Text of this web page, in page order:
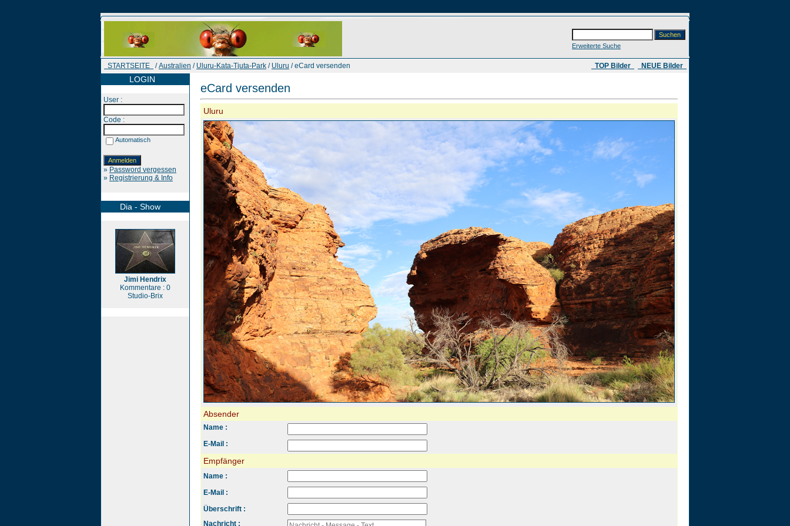
Erweiterte Suche
STARTSEITE /Australien / Uluru-Kata-Tjuta-Park / Uluru / eCard versenden ​ TOP Bilder NEUE Bilder
LOGIN
User :
Code :
Automatisch
» Password vergessen
» Registrierung & Info
Dia - Show
Jimi Hendrix
Kommentare : 0
Studio-Brix
eCard versenden
Uluru
Absender
Name :
E-Mail :
Empfänger
Name :
E-Mail :
Überschrift :
Nachricht :